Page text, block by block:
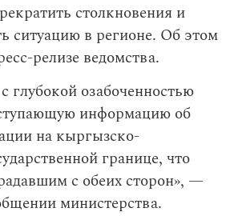
столкновения и
ситуацию в регионе. Об этом
релизе ведомства.
глубокой озабоченностью
информацию об
на кыргызско-
границе, что
с обеих сторон», —
министерства.